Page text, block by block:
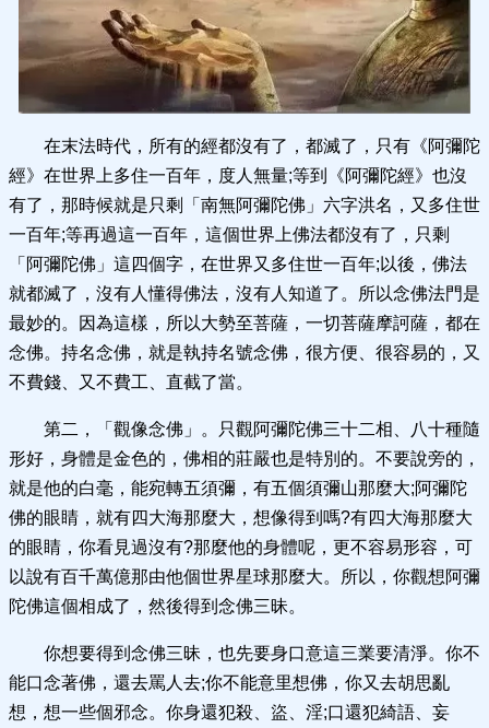
在末法時代，所有的經都沒有了，都滅了，只有《阿彌陀
經》在世界上多住一百年，度人無量;等到《阿彌陀經》也沒
有了，那時候就是只剩「南無阿彌陀佛」六字洪名，又多住世
一百年;等再過這一百年，這個世界上佛法都沒有了，只剩
「阿彌陀佛」這四個字，在世界又多住世一百年;以後，佛法
就都滅了，沒有人懂得佛法，沒有人知道了。所以念佛法門是
最妙的。因為這樣，所以大勢至菩薩，一切菩薩摩訶薩，都在
念佛。持名念佛，就是執持名號念佛，很方便、很容易的，又
不費錢、又不費工、直截了當。
第二，「觀像念佛」。只觀阿彌陀佛三十二相、八十種隨
形好，身體是金色的，佛相的莊嚴也是特別的。不要說旁的，
就是他的白毫，能宛轉五須彌，有五個須彌山那麼大;阿彌陀
佛的眼睛，就有四大海那麼大，想像得到嗎?有四大海那麼大
的眼睛，你看見過沒有?那麼他的身體呢，更不容易形容，可
以說有百千萬億那由他個世界星球那麼大。所以，你觀想阿彌
陀佛這個相成了，然後得到念佛三昧。
你想要得到念佛三昧，也先要身口意這三業要清淨。你不
能口念著佛，還去罵人去;你不能意里想佛，你又去胡思亂
想，想一些個邪念。你身還犯殺、盜、淫;口還犯綺語、妄